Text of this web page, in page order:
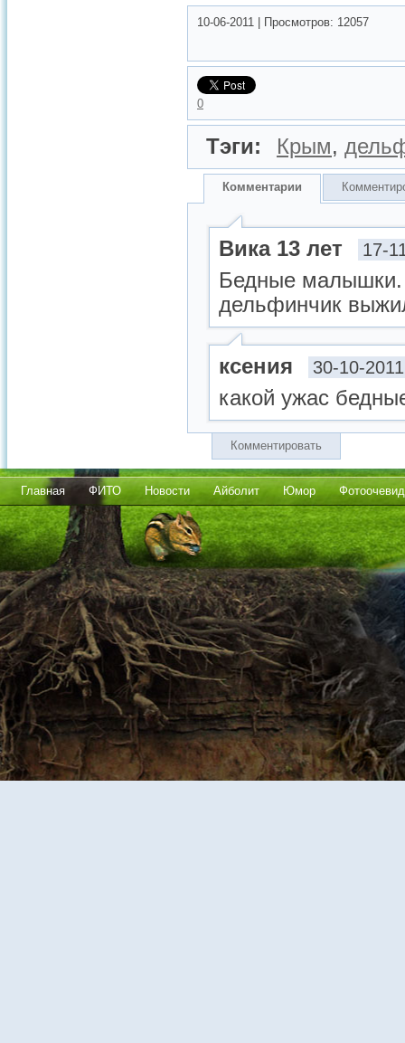
10-06-2011 Просмотров: 12057
0
Тэги: Крым,
Комментарии
Вика 13 лет 17-
Бедные малышки.
дельфинчик
ксения 30-10-
какой ужас
Комментировать
Главная ФИТО Новости Айболит Юмор